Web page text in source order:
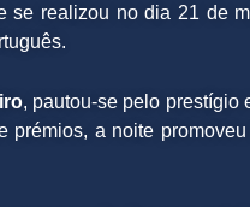
se realizou no dia 21 de
, pautou-se pelo prestígio
prémios, a noite promoveu